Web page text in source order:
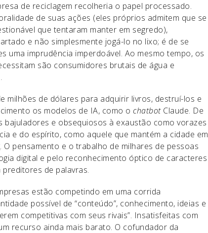
de reciclagem recolheria o papel processado.
de suas ações (eles próprios admitem que se
que tentaram manter em segredo),
e não simplesmente jogá-lo no lixo; é de se
uma imprudência imperdoável. Ao mesmo tempo, os
são consumidores brutais de água e
milhões de dólares para adquirir livros, destruí-los e
os modelos de IA, como o chatbotClaude. De
bajuladores e obsequiosos à exaustão como vorazes
e do espírito, como aquele que mantém a cidade em
O pensamento e o trabalho de milhares de pessoas
digital e pelo reconhecimento óptico de caracteres
de palavras.
estão competindo em uma corrida
possível de “conteúdo”, conhecimento, ideias e
competitivas com seus rivais”. Insatisfeitas com
recurso ainda mais barato. O cofundador da